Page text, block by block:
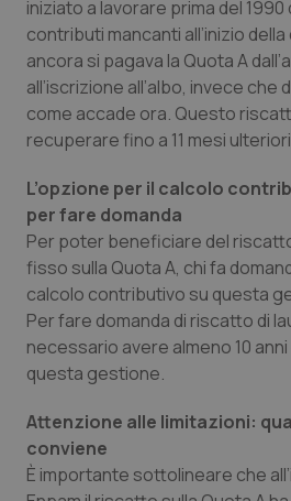
Salute orale & impianti
Sangue & coagulazione
Tiroide
Tumore al seno
Tumore ovarico
Tumori del Polmone &
Tumori gastrointestinali
Ulcera & Reflusso
Vaccini
iniziato a lavorare prima del
contributi mancanti all’inizio
ancora si pagava la Quota A
all’iscrizione all’albo, invece
come accade ora. Questo
recuperare fino a 11 mesi
L’opzione per il calcolo
per fare domanda
Per poter beneficiare del
fisso sulla Quota A, chi fa
calcolo contributivo su questa
Per fare domanda di riscatto di
necessario avere almeno 10
questa gestione.
Attenzione alle limitazioni:
conviene
È importante sottolineare che